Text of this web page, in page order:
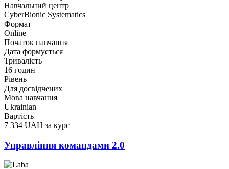
Навчальний центр
CyberBionic Systematics
Формат
Online
Початок навчання
Дата формується
Тривалість
16 годин
Рівень
Для досвідчених
Мова навчання
Ukrainian
Вартість
7 334 UAH за курс
Управління командами 2.0